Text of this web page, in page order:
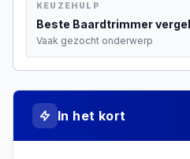
KEUZEHULP
Beste Baardtrimmer
Vaak gezocht onderwerp
In het kort